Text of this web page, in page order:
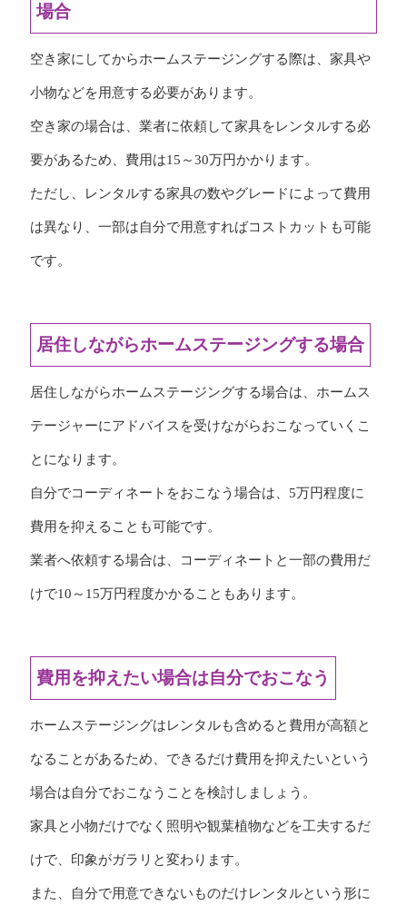
場合
空き家にしてからホームステージングする際は、家具や
小物などを用意する必要があります。
空き家の場合は、業者に依頼して家具をレンタルする必
要があるため、費用は15～30万円かかります。
ただし、レンタルする家具の数やグレードによって費用
は異なり、一部は自分で用意すればコストカットも可能
です。
居住しながらホームステージングする場合
居住しながらホームステージングする場合は、ホームス
テージャーにアドバイスを受けながらおこなっていくこ
とになります。
自分でコーディネートをおこなう場合は、5万円程度に
費用を抑えることも可能です。
業者へ依頼する場合は、コーディネートと一部の費用だ
けで10～15万円程度かかることもあります。
費用を抑えたい場合は自分でおこなう
ホームステージングはレンタルも含めると費用が高額と
なることがあるため、できるだけ費用を抑えたいという
場合は自分でおこなうことを検討しましょう。
家具と小物だけでなく照明や観葉植物などを工夫するだ
けで、印象がガラリと変わります。
また、自分で用意できないものだけレンタルという形に